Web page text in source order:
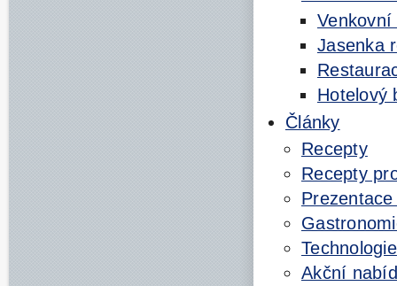
Venkovní
Jasenka
Hotelový
Články
Recepty
Recepty
Technologie
Akční